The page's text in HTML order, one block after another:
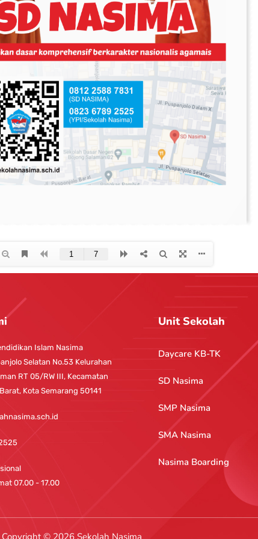
Islam Nasima
Selatan No.53 Kelurahan
RT 05/RW III, Kecamatan
Kota Semarang 50141
07.00 - 17.00
Unit Sekolah
Daycare KB-TK
SD Nasima
SMP Nasima
SMA Nasima
Nasima Boarding
Copyright © 2026 Sekolah Nasima